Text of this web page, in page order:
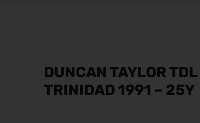
DUNCAN TAYLOR
TRINIDAD 1991 – 25Y